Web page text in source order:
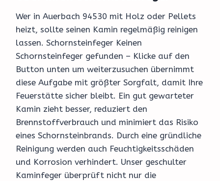
Wer in Auerbach 94530 mit Holz oder Pellets
heizt, sollte seinen Kamin regelmäßig reinigen
lassen. Schornsteinfeger Keinen
Schornsteinfeger gefunden – Klicke auf den
Button unten um weiterzusuchen übernimmt
diese Aufgabe mit größter Sorgfalt, damit Ihre
Feuerstätte sicher bleibt. Ein gut gewarteter
Kamin zieht besser, reduziert den
Brennstoffverbrauch und minimiert das Risiko
eines Schornsteinbrands. Durch eine gründliche
Reinigung werden auch Feuchtigkeitsschäden
und Korrosion verhindert. Unser geschulter
Kaminfeger überprüft nicht nur die